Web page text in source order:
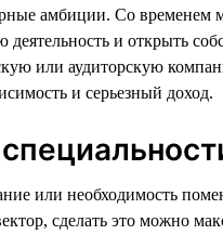
амбиции. Со временем
деятельность и открыть
или аудиторскую
и серьезный доход.
или необходимость
сделать это можно